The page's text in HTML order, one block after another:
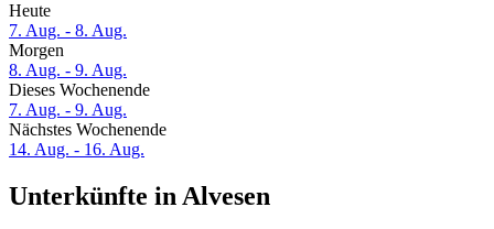
Heute
7. Aug. - 8. Aug.
Morgen
8. Aug. - 9. Aug.
Dieses Wochenende
7. Aug. - 9. Aug.
Nächstes Wochenende
14. Aug. - 16. Aug.
Unterkünfte in Alvesen